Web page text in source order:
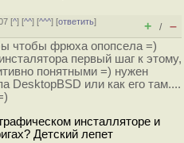
[^] [^^] [^^^] [ответить]
+ / –
чтобы фрюха опопсела =)
первый шаг к этому,
понятными =) нужен
DesktopBSD или как его там....
инсталляторе и
Детский лепет